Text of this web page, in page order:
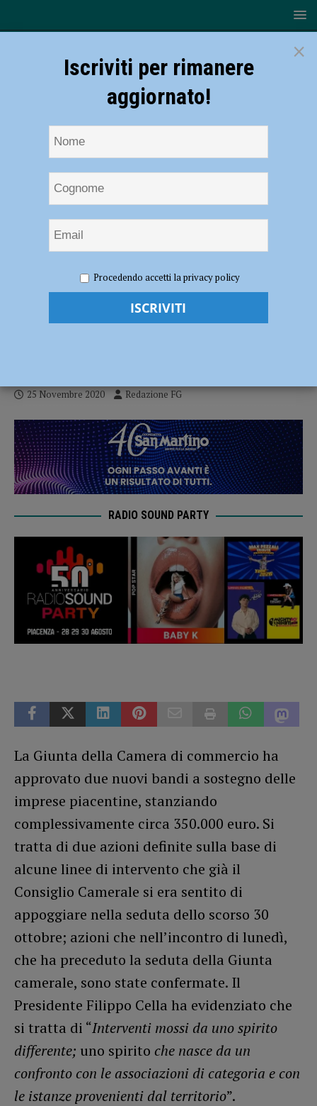
due bandi da 350 mila euro per sostenere le imprese piacentine
Camera di commercio, due bandi da 350
25 Novembre 2020 Redazione FG
RADIO SOUND PARTY
La Giunta della Camera di commercio ha
approvato due nuovi bandi a sostegno delle
imprese piacentine, stanziando
complessivamente circa 350.000 euro. Si
tratta di due azioni definite sulla base di
alcune linee di intervento che già il
Consiglio Camerale si era sentito di
appoggiare nella seduta dello scorso 30
ottobre; azioni che nell’incontro di lunedì,
che ha preceduto la seduta della Giunta
camerale, sono state confermate. Il
Presidente Filippo Cella ha evidenziato che
si tratta di “Interventi mossi da uno spirito
differente; uno spirito che nasce da un
confronto con le associazioni di categoria e con
le istanze provenienti dal territorio”.
×
Iscriviti per rimanere
aggiornato!
Procedendo accetti la privacy policy